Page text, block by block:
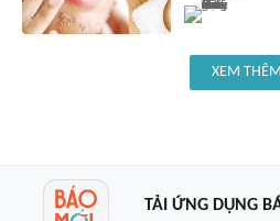
XEM THÊM
TẢI ỨNG DỤNG